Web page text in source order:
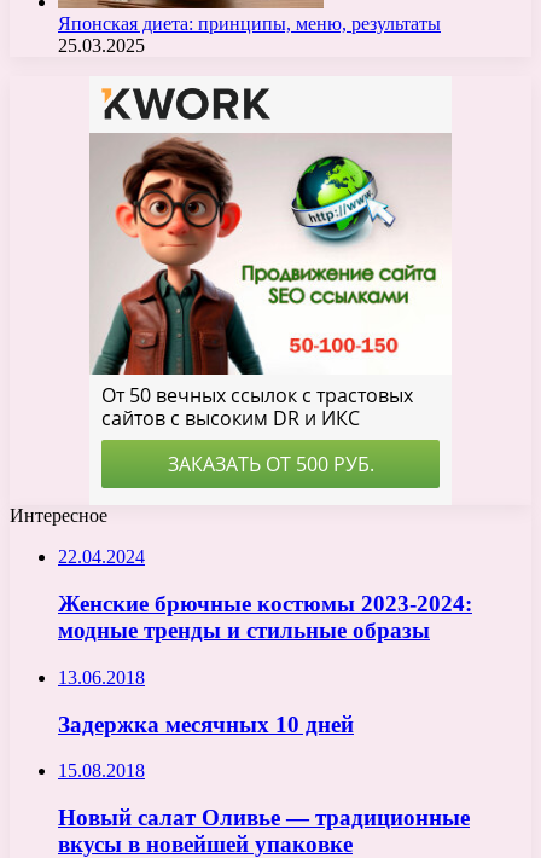
Японская диета: принципы, меню, результаты
25.03.2025
Интересное
22.04.2024
Женские брючные костюмы 2023-2024:
модные тренды и стильные образы
13.06.2018
Задержка месячных 10 дней
15.08.2018
Новый салат Оливье — традиционные
вкусы в новейшей упаковке